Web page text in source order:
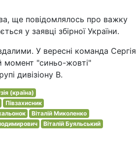
ще повідомлялось про важку
у заявці збірної України.
У вересні команда Сергія
момент "синьо-жовті"
дивізіону В.
(країна)
Півзахисник
Віталій Миколенко
Віталій Буяльський